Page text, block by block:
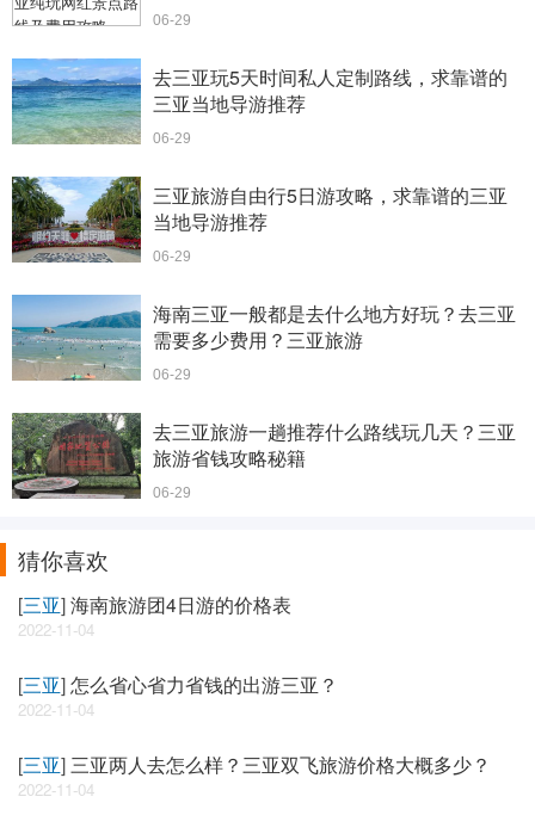
06-29
去三亚玩5天时间私人定制路线，求靠谱的
三亚当地导游推荐
06-29
三亚旅游自由行5日游攻略，求靠谱的三亚
当地导游推荐
06-29
海南三亚一般都是去什么地方好玩？去三亚
需要多少费用？三亚旅游
06-29
去三亚旅游一趟推荐什么路线玩几天？三亚
旅游省钱攻略秘籍
06-29
猜你喜欢
[三亚]海南旅游团4日游的价格表
2022-11-04
[三亚]怎么省心省力省钱的出游三亚？
2022-11-04
[三亚] 三亚两人去怎么样？三亚双飞旅游价格大概多少？
2022-11-04